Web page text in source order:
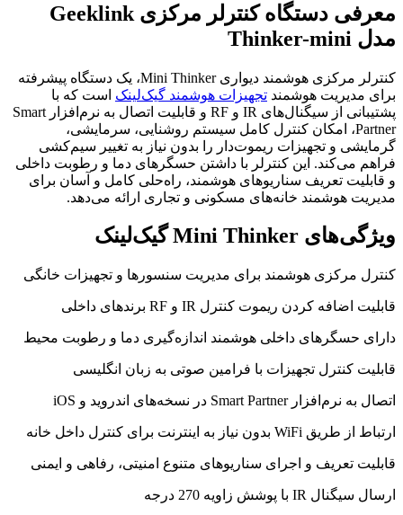
معرفی دستگاه کنترلر مرکزی Geeklink
مدل Thinker-mini
کنترلر مرکزی هوشمند دیواری Mini Thinker، یک دستگاه پیشرفته
برای مدیریت هوشمند تجهیزات هوشمند گیک‌لینک است که با
پشتیبانی از سیگنال‌های IR و RF و قابلیت اتصال به نرم‌افزار Smart
Partner، امکان کنترل کامل سیستم روشنایی، سرمایشی،
گرمایشی و تجهیزات ریموت‌دار را بدون نیاز به تغییر سیم‌کشی
فراهم می‌کند. این کنترلر با داشتن حسگرهای دما و رطوبت داخلی
و قابلیت تعریف سناریوهای هوشمند، راه‌حلی کامل و آسان برای
مدیریت هوشمند خانه‌های مسکونی و تجاری ارائه می‌دهد.
ویژگی‌های Mini Thinker گیک‌لینک
کنترل مرکزی هوشمند برای مدیریت سنسورها و تجهیزات خانگی
قابلیت اضافه کردن ریموت کنترل IR و RF برندهای داخلی
دارای حسگرهای داخلی هوشمند اندازه‌گیری دما و رطوبت محیط
قابلیت کنترل تجهیزات با فرامین صوتی به زبان انگلیسی
اتصال به نرم‌افزار Smart Partner در نسخه‌های اندروید و iOS
ارتباط از طریق WiFi بدون نیاز به اینترنت برای کنترل داخل خانه
قابلیت تعریف و اجرای سناریوهای متنوع امنیتی، رفاهی و ایمنی
ارسال سیگنال IR با پوشش زاویه 270 درجه